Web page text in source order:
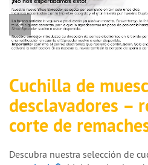
Cuchilla de
desclavadores –
corte de
Descubra nuestra selección de